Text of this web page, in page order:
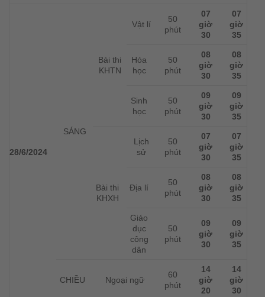
28/6/2024
SÁNG
Bài thi
KHTN
Vật lí
50
phút
07
giờ
30
07
giờ
35
Hóa
học
50
phút
08
giờ
30
08
giờ
35
Sinh
học
50
phút
09
giờ
30
09
giờ
35
Bài thi
KHXH
Lịch
sử
50
phút
07
giờ
30
07
giờ
35
Địa lí
50
phút
08
giờ
30
08
giờ
35
Giáo
dục
công
dân
50
phút
09
giờ
30
09
giờ
35
CHIỀU Ngoại ngữ
60
phút
14
giờ
20
14
giờ
30